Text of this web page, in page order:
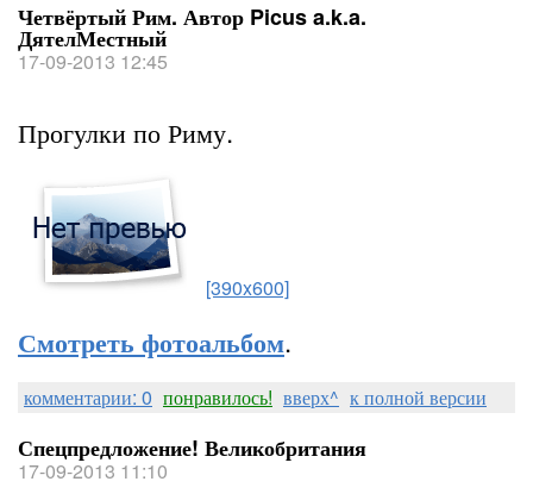
Четвёртый Рим. Автор Picus a.k.a.
ДятелМестный
17-09-2013 12:45
Прогулки по Риму.
[390x600]
Смотреть фотоальбом.
комментарии: 0 понравилось! вверх^ к полной версии
Спецпредложение! Великобритания
17-09-2013 11:10